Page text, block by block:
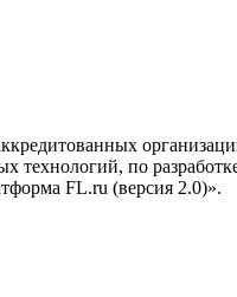
технологий, по
FL.ru (версия 2.0)».